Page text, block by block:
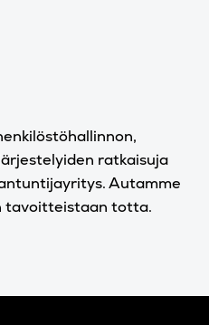
ratkaisuja
Autamme
tavoitteistaan totta.